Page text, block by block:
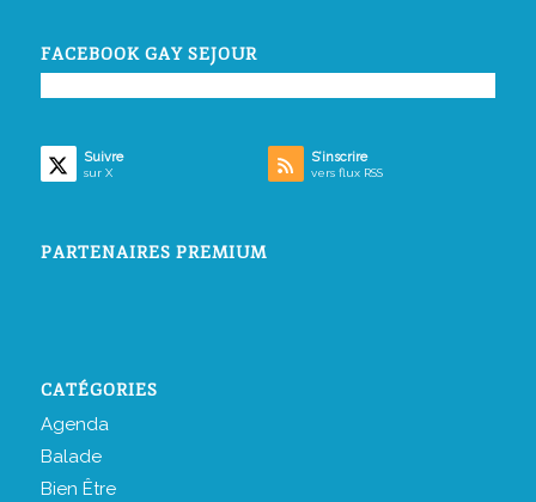
FACEBOOK GAY SEJOUR
Suivre
sur X
S’inscrire
vers flux RSS
PARTENAIRES PREMIUM
CATÉGORIES
Agenda
Balade
Bien Être